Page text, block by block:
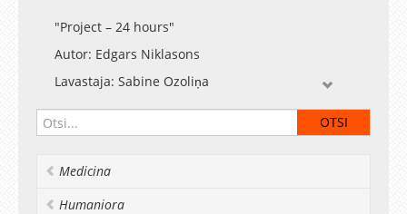
"Project – 24 hours"
Autor: Edgars Niklasons
Lavastaja: Sabine Ozoliņa
Stsenograaf: Krišjānis Elviks
Muusik: Kaspars Niklasons
Kestus: 40 minutit ilma vaheajata
Medicina
Humaniora